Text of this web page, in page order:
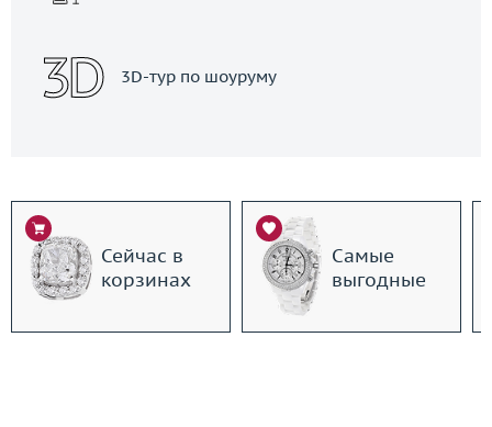
3D-тур по шоуруму
Сейчас в
корзинах
Самые
выгодные